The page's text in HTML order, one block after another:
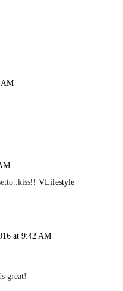
AM
VLifestyle
at 9:42 AM
great!